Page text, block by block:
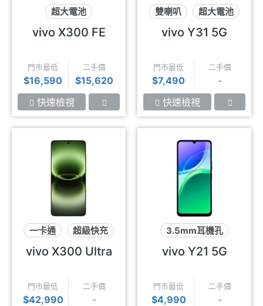
超大電池
eSIM上網
vivo X300 FE
門市最低
$16,590
二手價
$15,620
快速檢視
雙喇叭
超大電池
超防水
vivo Y31 5G
門市最低
$7,490
二手價
-
快速檢視
一卡通
超級快充
蔡司2億長焦
vivo X300 Ultra
門市最低
$42,990
二手價
-
3.5mm耳機孔
可插記憶卡
vivo Y21 5G
門市最低
$4,990
二手價
-